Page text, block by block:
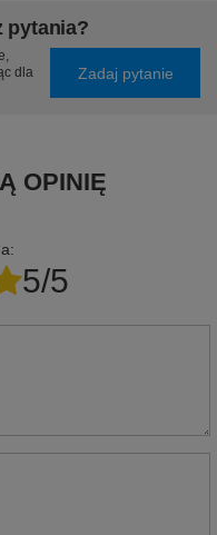
pytania?
dla
Zadaj pytanie
OPINIĘ
5/5